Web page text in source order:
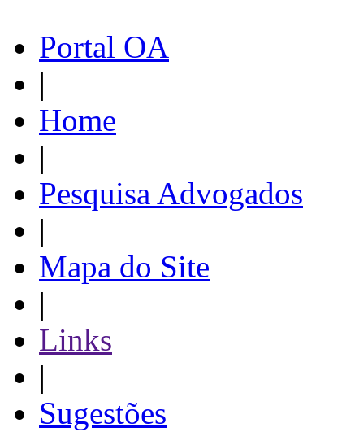
Portal OA
|
Home
|
Pesquisa Advogados
|
Mapa do Site
|
Links
|
Sugestões